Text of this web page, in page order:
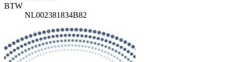
BTW
NL002381834B82